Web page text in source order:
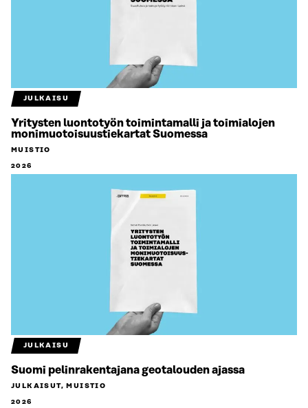
JULKAISU
Yritysten luontotyön toimintamalli ja toimialojen
monimuotoisuustiekartat Suomessa
MUISTIO
2026
JULKAISU
Suomi pelinrakentajana geotalouden ajassa
JULKAISUT, MUISTIO
2026